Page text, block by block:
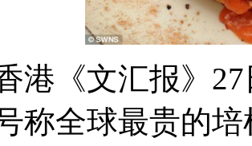
《文汇报》27
称全球最贵的